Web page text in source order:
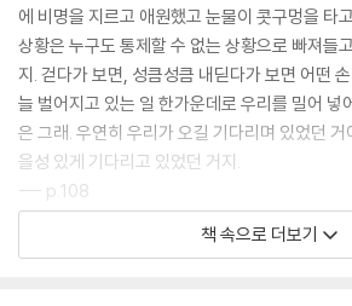
에 비명을 지르고 애원했고 눈물이 콧구멍을 타
상황은 누구도 통제할 수 없는 상황으로 빠져들
지. 걷다가 보면, 성큼성큼 내딛다가 보면 어떤
늘 벌어지고 있는 일 한가운데로 우리를 밀어 넣
은 그래. 우연히 우리가 오길 기다리며 있었던
을성 있게 기다리고 있었던 거지.
--- p.108
기차가 덜그럭거리는 소리와 기적 소리는 그의
책 속으로 더보기